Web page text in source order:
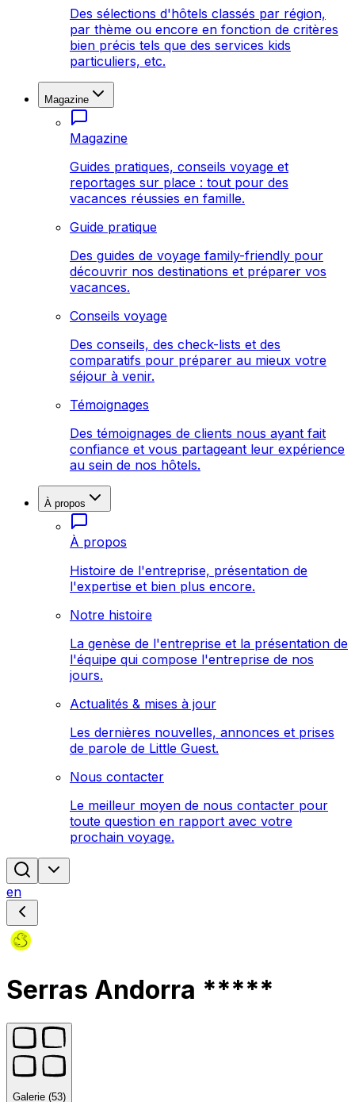
Des sélections d'hôtels classés par région,
par thème ou encore en fonction de critères
bien précis tels que des services kids
particuliers, etc.
Magazine
Magazine
Guides pratiques, conseils voyage et
reportages sur place : tout pour des
vacances réussies en famille.
Guide pratique
Des guides de voyage family-friendly pour
découvrir nos destinations et préparer vos
vacances.
Conseils voyage
Des conseils, des check-lists et des
comparatifs pour préparer au mieux votre
séjour à venir.
Témoignages
Des témoignages de clients nous ayant fait
confiance et vous partageant leur expérience
au sein de nos hôtels.
À propos
À propos
Histoire de l'entreprise, présentation de
l'expertise et bien plus encore.
Notre histoire
La genèse de l'entreprise et la présentation de
l'équipe qui compose l'entreprise de nos
jours.
Actualités & mises à jour
Les dernières nouvelles, annonces et prises
de parole de Little Guest.
Nous contacter
Le meilleur moyen de nous contacter pour
toute question en rapport avec votre
prochain voyage.
en
Serras Andorra *****
Galerie (53)